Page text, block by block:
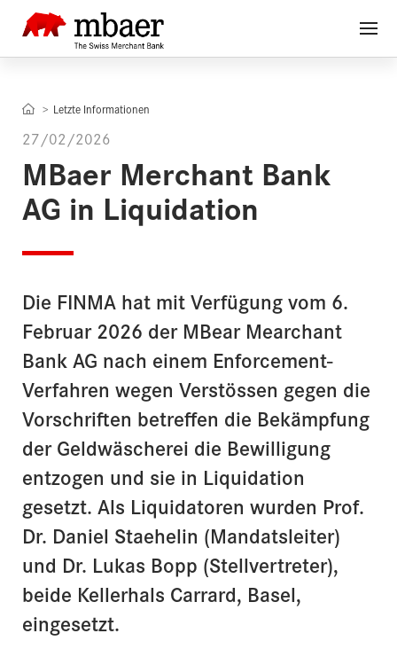
Letzte Informationen
27/02/2026
MBaer Merchant Bank
AG in Liquidation
Die FINMA hat mit Verfügung vom 6.
Februar 2026 der MBear Mearchant
Bank AG nach einem Enforcement-
Verfahren wegen Verstössen gegen die
Vorschriften betreffen die Bekämpfung
der Geldwäscherei die Bewilligung
entzogen und sie in Liquidation
gesetzt. Als Liquidatoren wurden Prof.
Dr. Daniel Staehelin (Mandatsleiter)
und Dr. Lukas Bopp (Stellvertreter),
beide Kellerhals Carrard, Basel,
eingesetzt.